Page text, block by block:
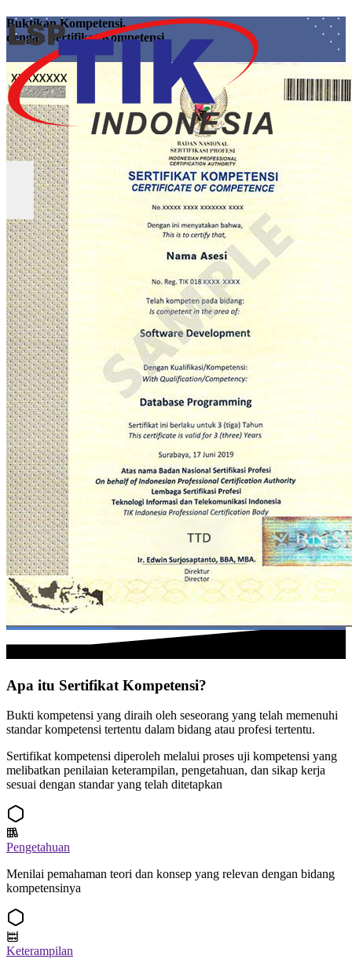
Buktikan Kompetensi,
dengan Sertifikat Kompetensi
Apa itu Sertifikat Kompetensi?
Bukti kompetensi yang diraih oleh seseorang yang telah memenuhi
standar kompetensi tertentu dalam bidang atau profesi tertentu.
Sertifikat kompetensi diperoleh melalui proses uji kompetensi yang
melibatkan penilaian keterampilan, pengetahuan, dan sikap kerja
sesuai dengan standar yang telah ditetapkan
Pengetahuan
Menilai pemahaman teori dan konsep yang relevan dengan bidang
kompetensinya
Keterampilan